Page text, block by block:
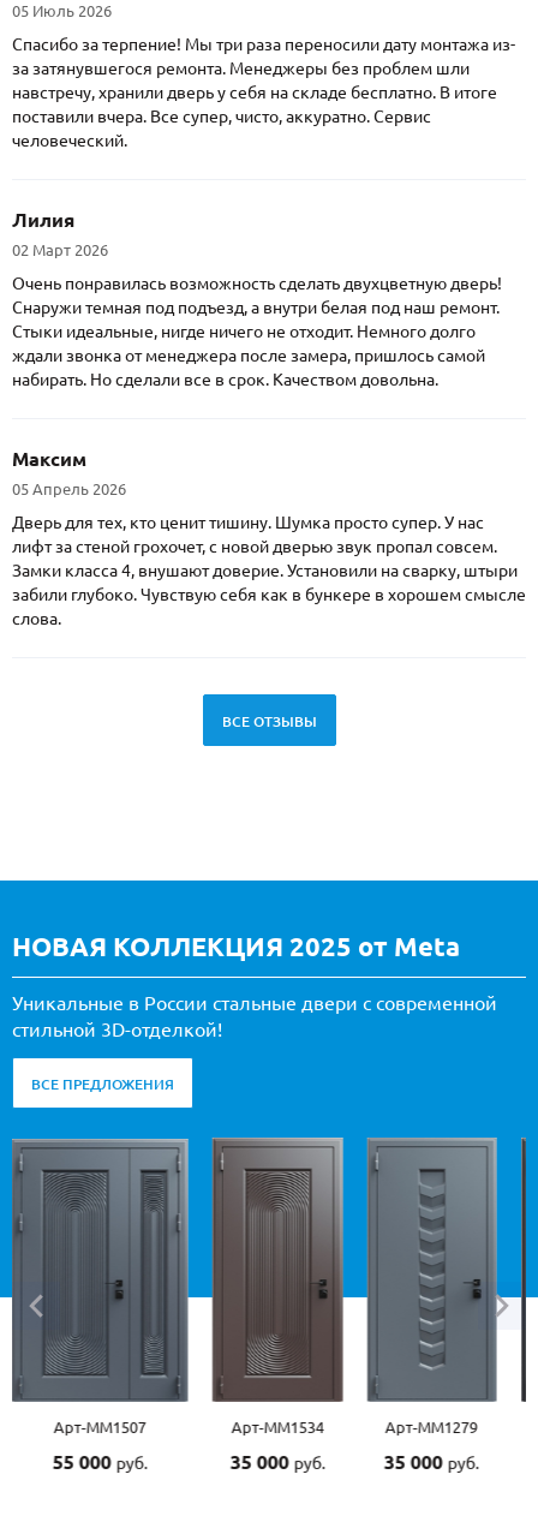
05 Июль 2026
Спасибо за терпение! Мы три раза переносили дату монтажа из-
за затянувшегося ремонта. Менеджеры без проблем шли
навстречу, хранили дверь у себя на складе бесплатно. В итоге
поставили вчера. Все супер, чисто, аккуратно. Сервис
человеческий.
Лилия
02 Март 2026
Очень понравилась возможность сделать двухцветную дверь!
Снаружи темная под подъезд, а внутри белая под наш ремонт.
Стыки идеальные, нигде ничего не отходит. Немного долго
ждали звонка от менеджера после замера, пришлось самой
набирать. Но сделали все в срок. Качеством довольна.
Максим
05 Апрель 2026
Дверь для тех, кто ценит тишину. Шумка просто супер. У нас
лифт за стеной грохочет, с новой дверью звук пропал совсем.
Замки класса 4, внушают доверие. Установили на сварку, штыри
забили глубоко. Чувствую себя как в бункере в хорошем смысле
слова.
ВСЕ ОТЗЫВЫ
НОВАЯ КОЛЛЕКЦИЯ 2025 от Meta
Уникальные в России стальные двери с современной
стильной 3D-отделкой!
ВСЕ ПРЕДЛОЖЕНИЯ
Арт-ММ1534
35 000руб.
Арт-ММ1279
35 000руб.
Арт-ММ1570
45 000руб.